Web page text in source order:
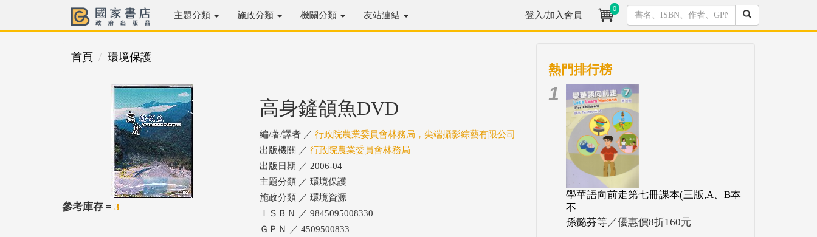
主題分類 施政分類 機關分類 友站連結 登入/加入會員
0
首頁 環境保護
參考庫存 = 3
高身鏟頜魚DVD
編/著/譯者 ／ 行政院農業委員會林務局，尖端攝影綜藝有限公司
出版機關 ／ 行政院農業委員會林務局
出版日期 ／ 2006-04
主題分類 ／ 環境保護
施政分類 ／ 環境資源
ＩＳＢＮ ／ 9845095008330
ＧＰＮ ／ 4509500833
熱門排行榜
1
學華語向前走第七冊課本(三版,A、B本
不
孫懿芬等／優惠價8折160元